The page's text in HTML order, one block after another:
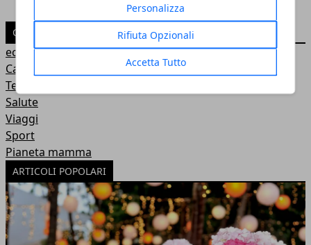
Personalizza
Rifiuta Opzionali
Accetta Tutto
CATEGORIE
economia
Casa
Tecnologia
Salute
Viaggi
Sport
Pianeta mamma
ARTICOLI POPOLARI